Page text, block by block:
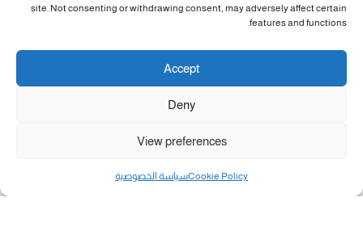
site. Not consenting or withdrawing consent, may adversely affect certain
features and functions.
Accept
Deny
View preferences
Cookie Policyسياسة الخصوصية مال و أعمال